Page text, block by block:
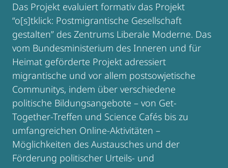
Das Projekt evaluiert formativ das Projekt
“o[s]tklick: Postmigrantische Gesellschaft
gestalten” des Zentrums Liberale Moderne. Das
vom Bundesministerium des Inneren und für
Heimat geförderte Projekt adressiert
migrantische und vor allem postsowjetische
Communitys, indem über verschiedene
politische Bildungsangebote – von Get-
Together-Treffen und Science Cafés bis zu
umfangreichen Online-Aktivitäten –
Möglichkeiten des Austausches und der
Förderung politischer Urteils- und